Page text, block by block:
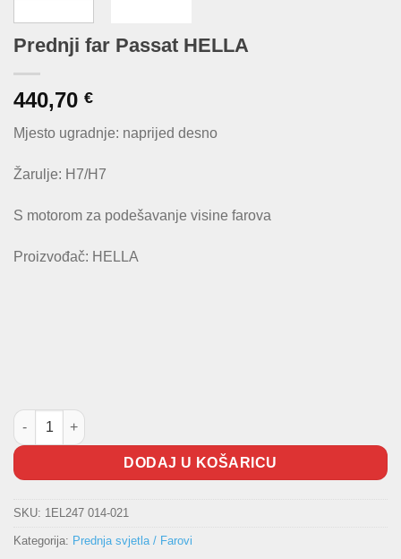
Prednji far Passat HELLA
440,70 €
Mjesto ugradnje: naprijed desno
Žarulje: H7/H7
S motorom za podešavanje visine farova
Proizvođač: HELLA
Prednji far Passat HELLA količina
DODAJ U KOŠARICU
SKU: 1EL247 014-021
Kategorija: Prednja svjetla / Farovi